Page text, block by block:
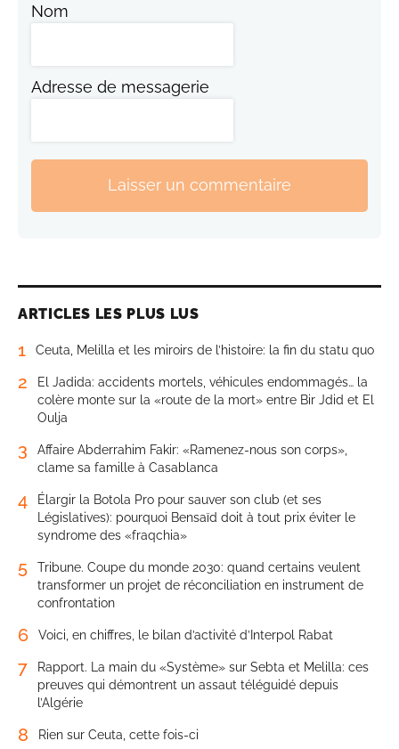
Nom
Adresse de messagerie
Laisser un commentaire
ARTICLES LES PLUS LUS
1 Ceuta, Melilla et les miroirs de l’histoire: la fin du statu quo
2
El Jadida: accidents mortels, véhicules endommagés… la
colère monte sur la «route de la mort» entre Bir Jdid et El
Oulja
3
Affaire Abderrahim Fakir: «Ramenez-nous son corps»,
clame sa famille à Casablanca
4
Élargir la Botola Pro pour sauver son club (et ses
Législatives): pourquoi Bensaïd doit à tout prix éviter le
syndrome des «fraqchia»
5
Tribune. Coupe du monde 2030: quand certains veulent
transformer un projet de réconciliation en instrument de
confrontation
6 Voici, en chiffres, le bilan d’activité d’Interpol Rabat
7
Rapport. La main du «Système» sur Sebta et Melilla: ces
preuves qui démontrent un assaut téléguidé depuis
l’Algérie
8 Rien sur Ceuta, cette fois-ci